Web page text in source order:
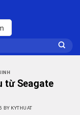
từ Seagate
BY KYTHUAT